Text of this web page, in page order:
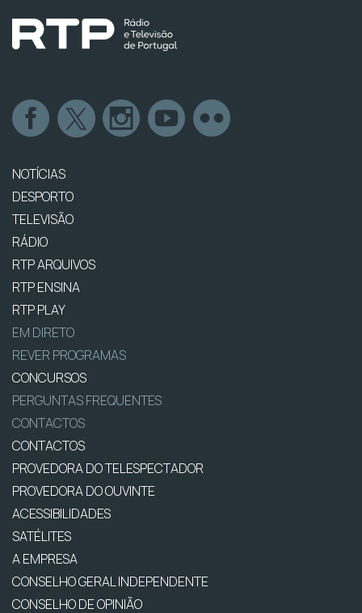
NOTÍCIAS
DESPORTO
TELEVISÃO
RÁDIO
RTP ARQUIVOS
RTP ENSINA
RTP PLAY
EM DIRETO
REVER PROGRAMAS
CONCURSOS
PERGUNTAS FREQUENTES
CONTACTOS
CONTACTOS
PROVEDORA DO TELESPECTADOR
PROVEDORA DO OUVINTE
ACESSIBILIDADES
SATÉLITES
A EMPRESA
CONSELHO GERAL INDEPENDENTE
CONSELHO DE OPINIÃO